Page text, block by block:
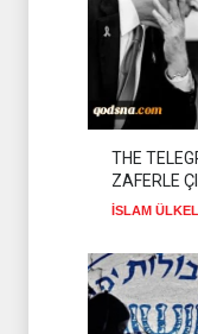
THE
ZAFERLE
İSLAM